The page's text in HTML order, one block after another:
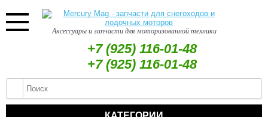
Аксессуары и запчасти для моторизованной техники
+7 (925) 116-01-48
+7 (925) 116-01-48